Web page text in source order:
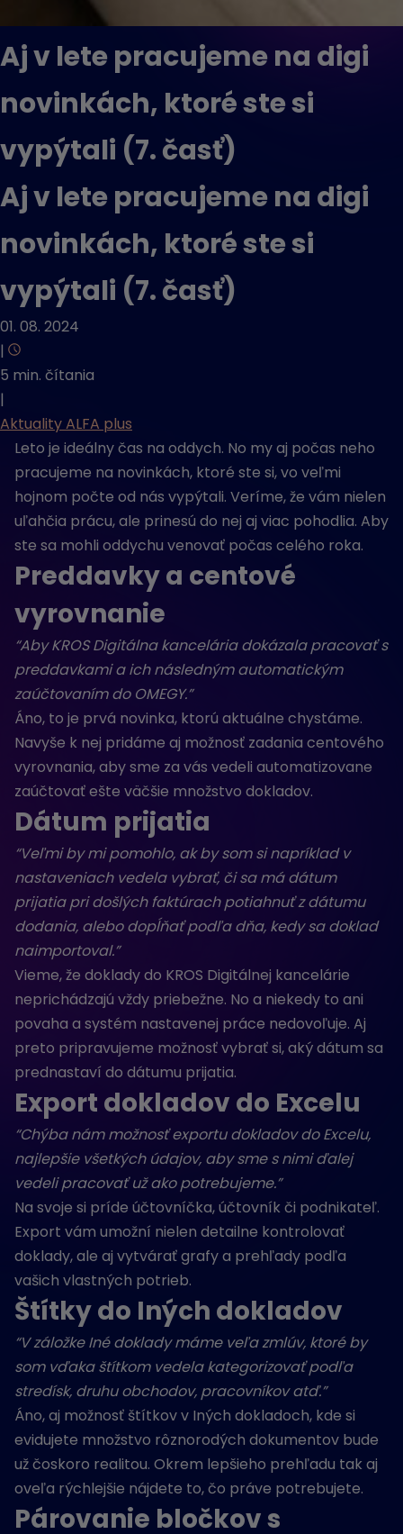
Aj v lete pracujeme na digi
novinkách, ktoré ste si
vypýtali (7. časť)
Aj v lete pracujeme na digi
novinkách, ktoré ste si
vypýtali (7. časť)
01. 08. 2024
|
5 min. čítania
|
Aktuality ALFA plus
Leto je ideálny čas na oddych. No my aj počas neho
pracujeme na novinkách, ktoré ste si, vo veľmi
hojnom počte od nás vypýtali. Veríme, že vám nielen
uľahčia prácu, ale prinesú do nej aj viac pohodlia. Aby
ste sa mohli oddychu venovať počas celého roka.
Preddavky a centové
vyrovnanie
“Aby KROS Digitálna kancelária dokázala pracovať s
preddavkami a ich následným automatickým
zaúčtovaním do OMEGY.”
Áno, to je prvá novinka, ktorú aktuálne chystáme.
Navyše k nej pridáme aj možnosť zadania centového
vyrovnania, aby sme za vás vedeli automatizovane
zaúčtovať ešte väčšie množstvo dokladov.
Dátum prijatia
“Veľmi by mi pomohlo, ak by som si napríklad v
nastaveniach vedela vybrať, či sa má dátum
prijatia pri došlých faktúrach potiahnuť z dátumu
dodania, alebo dopĺňať podľa dňa, kedy sa doklad
naimportoval.”
Vieme, že doklady do KROS Digitálnej kancelárie
neprichádzajú vždy priebežne. No a niekedy to ani
povaha a systém nastavenej práce nedovoľuje. Aj
preto pripravujeme možnosť vybrať si, aký dátum sa
prednastaví do dátumu prijatia.
Export dokladov do Excelu
“Chýba nám možnosť exportu dokladov do Excelu,
najlepšie všetkých údajov, aby sme s nimi ďalej
vedeli pracovať už ako potrebujeme.”
Na svoje si príde účtovníčka, účtovník či podnikateľ.
Export vám umožní nielen detailne kontrolovať
doklady, ale aj vytvárať grafy a prehľady podľa
vašich vlastných potrieb.
Štítky do Iných dokladov
“V záložke Iné doklady máme veľa zmlúv, ktoré by
som vďaka štítkom vedela kategorizovať podľa
stredísk, druhu obchodov, pracovníkov atď.”
Áno, aj možnosť štítkov v Iných dokladoch, kde si
evidujete množstvo rôznorodých dokumentov bude
už čoskoro realitou. Okrem lepšieho prehľadu tak aj
oveľa rýchlejšie nájdete to, čo práve potrebujete.
Párovanie bločkov s